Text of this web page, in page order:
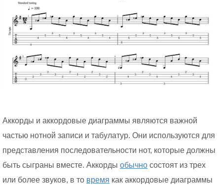
Аккорды и аккордовые диаграммы являются важной
частью нотной записи и табулатур. Они используются для
представления последовательности нот, которые должны
быть сыграны вместе. Аккорды обычно состоят из трех
или более звуков, в то время как аккордовые диаграммы